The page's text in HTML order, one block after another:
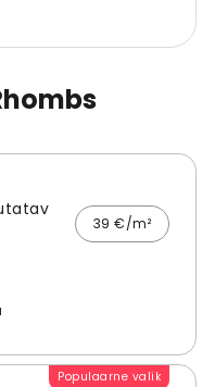
39 €/m²
Populaarne valik